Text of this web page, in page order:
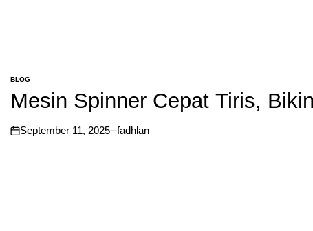
POSTED
IN
BLOG
Mesin Spinner Cepat Tiris,
on
September 11, 2025 fadhlan